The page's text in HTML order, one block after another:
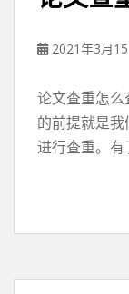
2021年3月
论文查重怎
的前提就是
进行查重。